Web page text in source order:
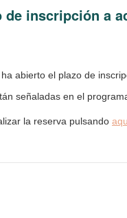
inscripción a
abierto el plazo de
señaladas en el
la reserva pulsando